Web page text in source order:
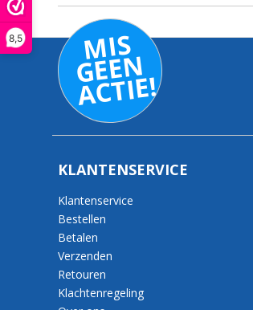
8,5 MI
S
G
E
E
N
A
C
TI
E!
KLANTENSERVICE
Klantenservice
Bestellen
Betalen
Verzenden
Retouren
Klachtenregeling